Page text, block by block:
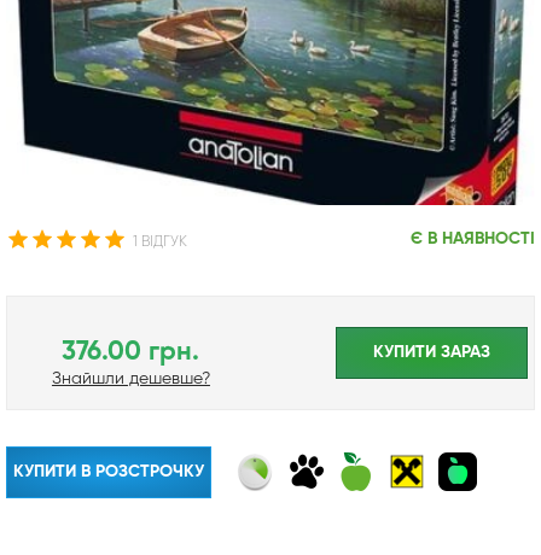
1 ВІДГУК Є В НАЯВНОСТІ
376.00 грн.
Знайшли дешевше?
КУПИТИ ЗАРАЗ
КУПИТИ В РОЗСТРОЧКУ